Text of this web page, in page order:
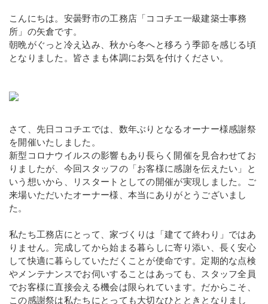
こんにちは。安曇野市の工務店「ココチエ一級建築士事務
所」の矢倉です。
朝晩がぐっと冷え込み、秋から冬へと移ろう季節を感じる頃
となりました。皆さまも体調にお気を付けください。
さて、先日ココチエでは、数年ぶりとなるオーナー様感謝祭
を開催いたしました。
新型コロナウイルスの影響もあり長らく開催を見合わせてお
りましたが、今回スタッフの「お客様に感謝を伝えたい」と
いう想いから、リスタートとしての開催が実現しました。ご
来場いただいたオーナー様、本当にありがとうございまし
た。
私たち工務店にとって、家づくりは「建てて終わり」ではあ
りません。完成してから始まる暮らしに寄り添い、長く安心
して快適に暮らしていただくことが使命です。定期的な点検
やメンテナンスでお伺いすることはあっても、スタッフ全員
でお客様に直接会える機会は限られています。だからこそ、
この感謝祭は私たちにとっても大切なひとときとなりまし